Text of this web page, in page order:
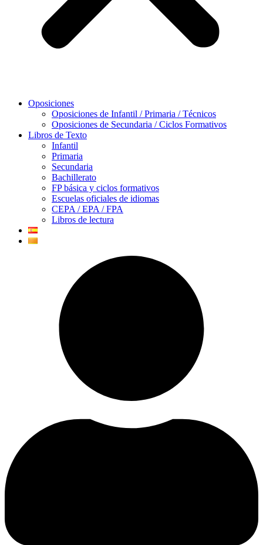
Oposiciones
Oposiciones de Infantil / Primaria / Técnicos
Oposiciones de Secundaria / Ciclos Formativos
Libros de Texto
Infantil
Primaria
Secundaria
Bachillerato
FP básica y ciclos formativos
Escuelas oficiales de idiomas
CEPA / EPA / FPA
Libros de lectura